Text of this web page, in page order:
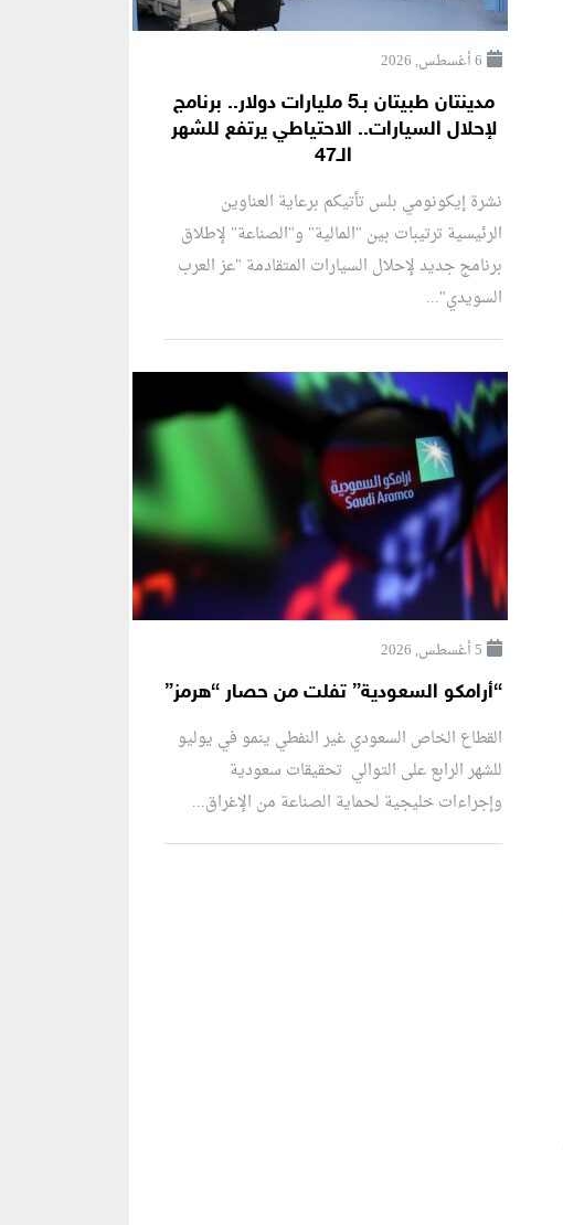
6 أغسطس, 2026
مدينتان طبيتان بـ5 مليارات دولار.. برنامج
لإحلال السيارات.. الاحتياطي يرتفع للشهر
الـ47
نشرة إيكونومي بلس تأتيكم برعاية العناوين
الرئيسية ترتيبات بين "المالية" و"الصناعة" لإطلاق
برنامج جديد لإحلال السيارات المتقادمة "عز العرب
السويدي"...
5 أغسطس, 2026
“أرامكو السعودية” تفلت من حصار “هرمز”
القطاع الخاص السعودي غير النفطي ينمو في يوليو
للشهر الرابع على التوالي تحقيقات سعودية
وإجراءات خليجية لحماية الصناعة من الإغراق...